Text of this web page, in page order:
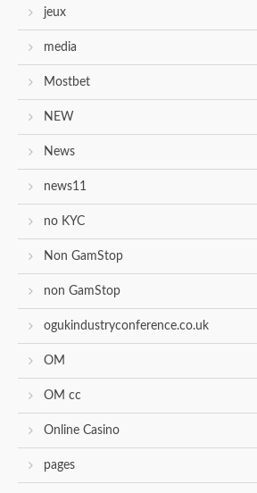
jeux
media
Mostbet
NEW
News
news11
no KYC
Non GamStop
non GamStop
ogukindustryconference.co.uk
OM
OM cc
Online Casino
pages